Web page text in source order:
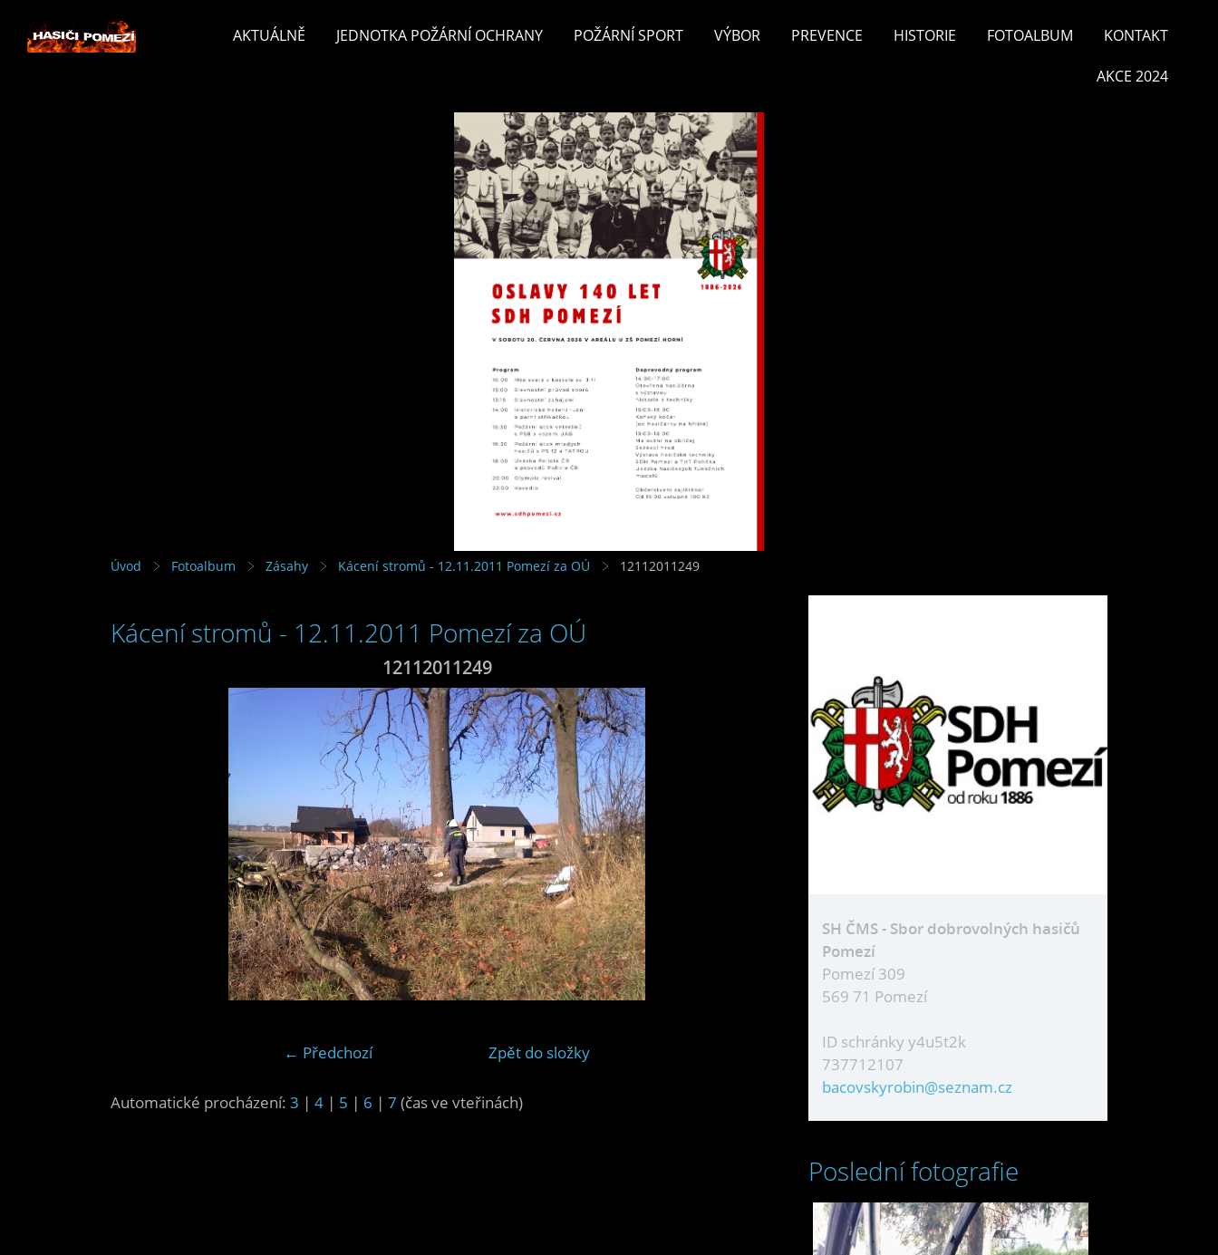
AKTUÁLNĚ JEDNOTKA POŽÁRNÍ OCHRANY POŽÁRNÍ SPORT VÝBOR PREVENCE HISTORIE FOTOALBUM KONTAKT
AKCE 2024
Úvod Fotoalbum Zásahy Kácení stromů - 12.11.2011 Pomezí za OÚ 12112011249
Kácení stromů - 12.11.2011 Pomezí za OÚ
12112011249
← Předchozí Zpět do složky
Automatické procházení: 3 | 4 | 5 | 6 | 7 (čas ve vteřinách)
SH ČMS - Sbor dobrovolných hasičů
Pomezí
Pomezí 309
569 71 Pomezí
ID schránky y4u5t2k
737712107
bacovskyrobin@seznam.cz
Poslední fotografie